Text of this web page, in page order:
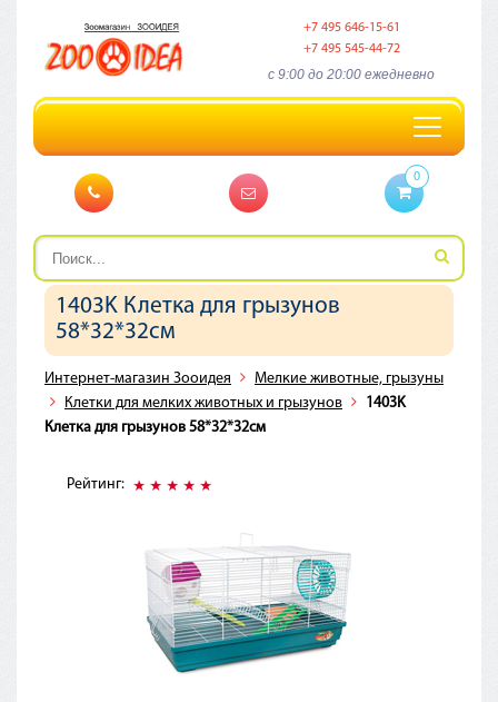
+7 495 646-15-61
+7 495 545-44-72
c 9:00 до 20:00 ежедневно
Toggle
navigation
0
1403K Клетка для грызунов
58*32*32см
Интернет-магазин Зооидея
Мелкие животные, грызуны
Клетки для мелких животных и грызунов
1403K
Клетка для грызунов 58*32*32см
Рейтинг: